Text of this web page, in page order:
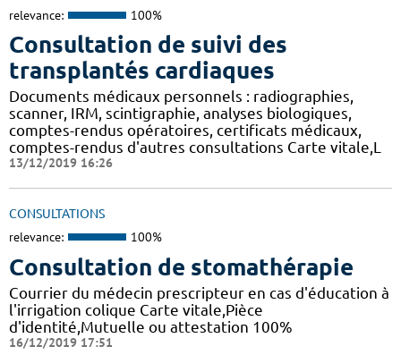
relevance: 100%
Consultation de suivi des
transplantés cardiaques
Documents médicaux personnels : radiographies,
scanner, IRM, scintigraphie, analyses biologiques,
comptes-rendus opératoires, certificats médicaux,
comptes-rendus d'autres consultations Carte vitale,L
13/12/2019 16:26
CONSULTATIONS
relevance: 100%
Consultation de stomathérapie
Courrier du médecin prescripteur en cas d'éducation à
l'irrigation colique Carte vitale,Pièce
d'identité,Mutuelle ou attestation 100%
16/12/2019 17:51